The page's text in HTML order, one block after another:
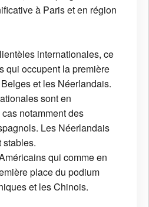
à Paris et en région
internationales, ce
qui occupent la première
et les Néerlandais.
sont en
notamment des
Les Néerlandais
stables.
qui comme en
place du podium
et les Chinois.